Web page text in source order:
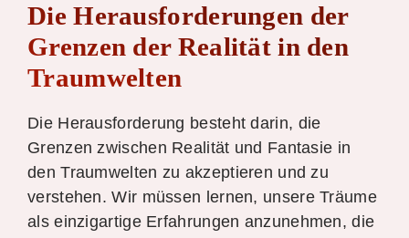
Die Herausforderungen der
Grenzen der Realität in den
Traumwelten
Die Herausforderung besteht darin, die
Grenzen zwischen Realität und Fantasie in
den Traumwelten zu akzeptieren und zu
verstehen. Wir müssen lernen, unsere Träume
als einzigartige Erfahrungen anzunehmen, die